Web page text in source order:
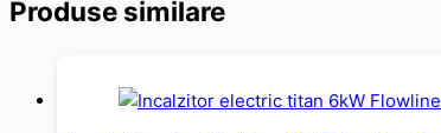
Produse similare